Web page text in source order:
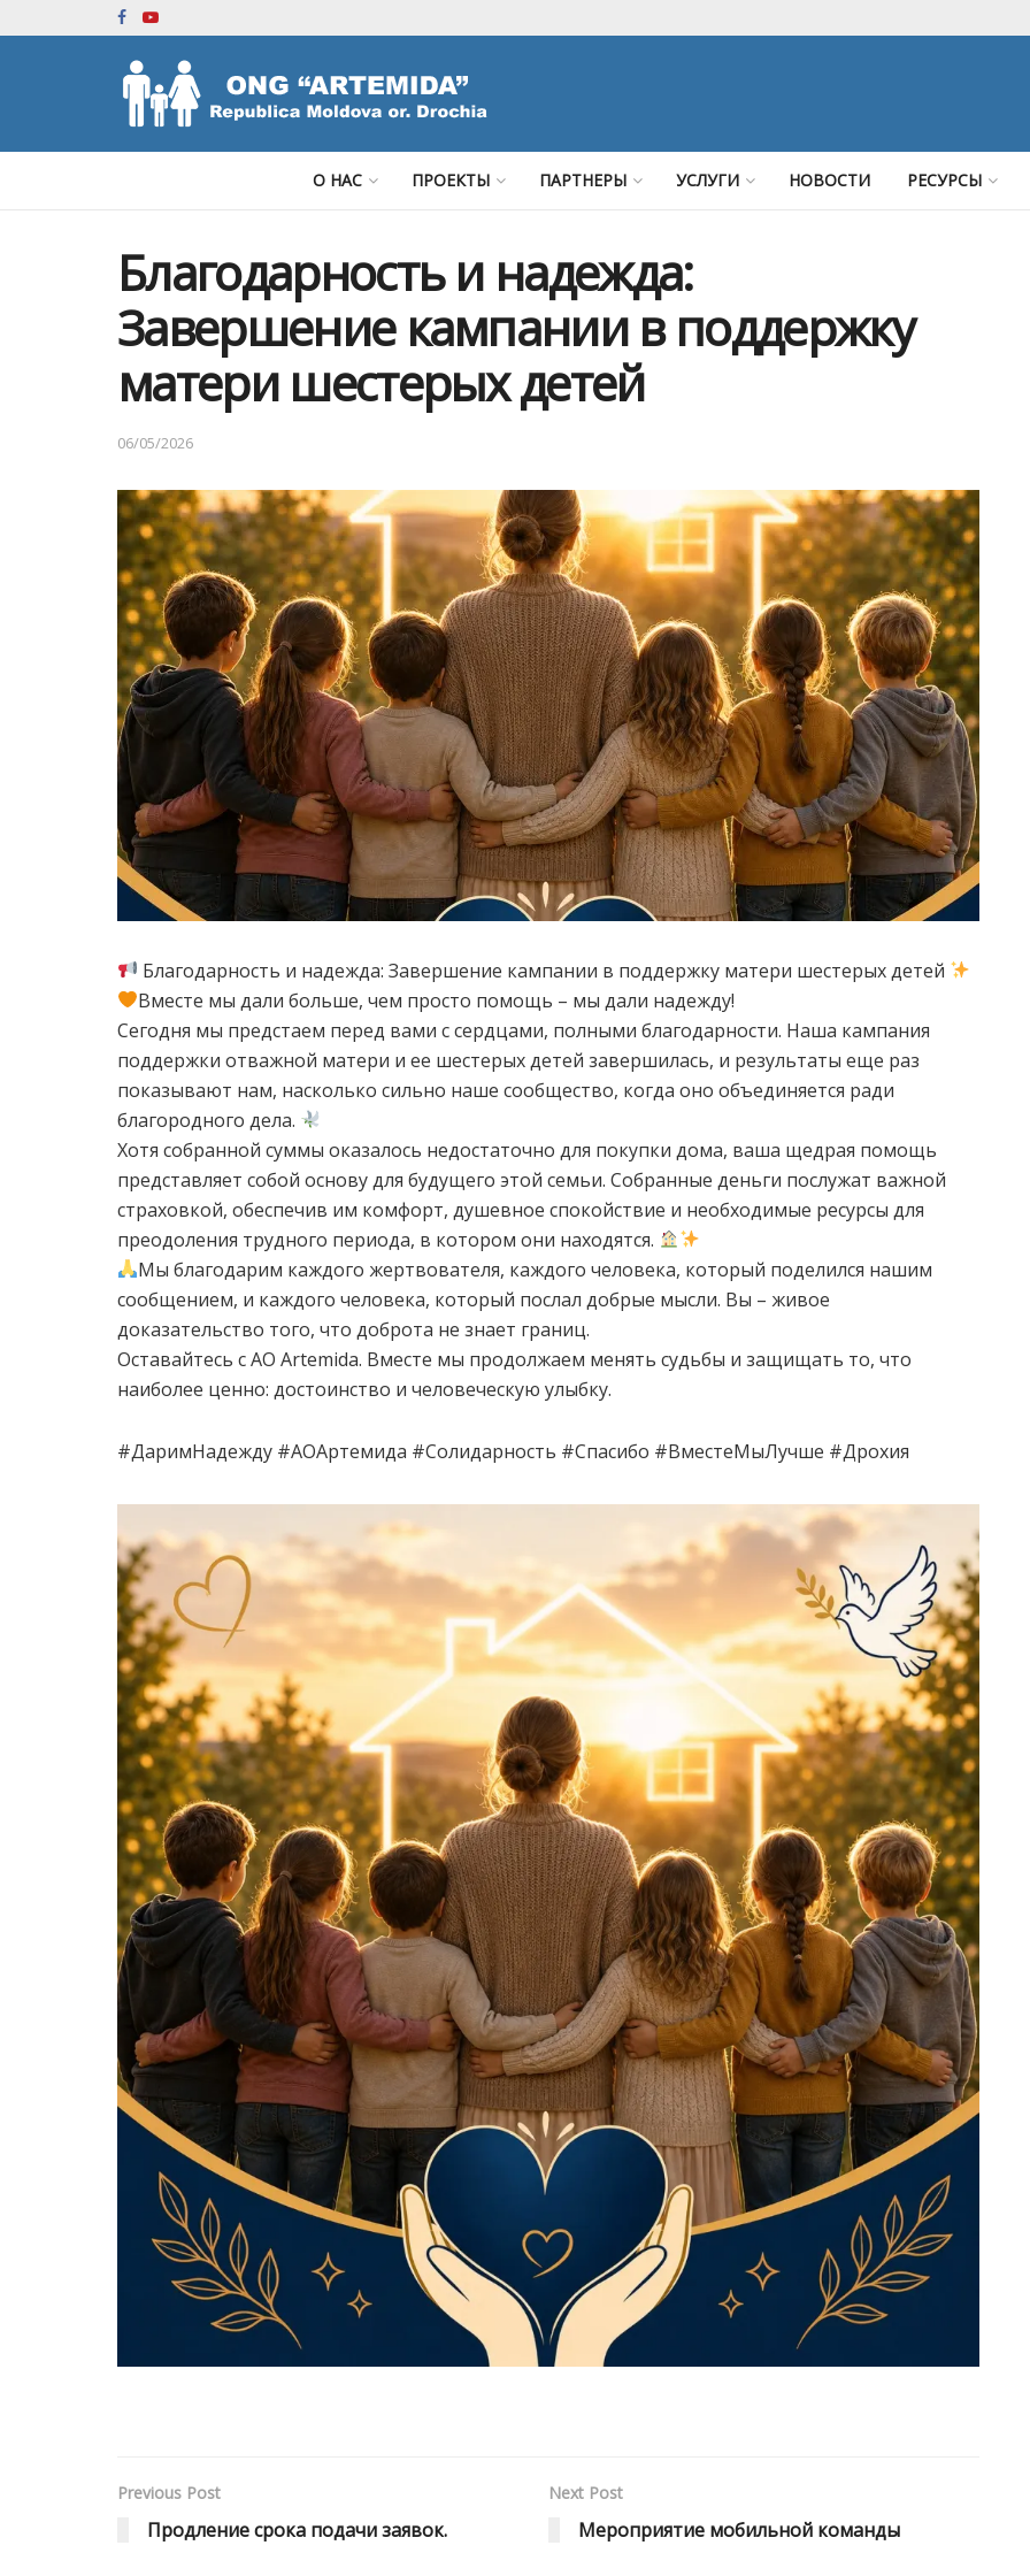
О НАС ПРОЕКТЫ ПАРТНЕРЫ УСЛУГИ НОВОСТИ РЕСУРСЫ
Благодарность и надежда:
Завершение кампании в поддержку
матери шестерых детей
06/05/2026
Благодарность и надежда: Завершение кампании в поддержку матери шестерых детей
Вместе мы дали больше, чем просто помощь – мы дали надежду!
Сегодня мы предстаем перед вами с сердцами, полными благодарности. Наша кампания
поддержки отважной матери и ее шестерых детей завершилась, и результаты еще раз
показывают нам, насколько сильно наше сообщество, когда оно объединяется ради
благородного дела.
Хотя собранной суммы оказалось недостаточно для покупки дома, ваша щедрая помощь
представляет собой основу для будущего этой семьи. Собранные деньги послужат важной
страховкой, обеспечив им комфорт, душевное спокойствие и необходимые ресурсы для
преодоления трудного периода, в котором они находятся.
Мы благодарим каждого жертвователя, каждого человека, который поделился нашим
сообщением, и каждого человека, который послал добрые мысли. Вы – живое
доказательство того, что доброта не знает границ.
Оставайтесь с AO Artemida. Вместе мы продолжаем менять судьбы и защищать то, что
наиболее ценно: достоинство и человеческую улыбку.
#ДаримНадежду #АОАртемида #Солидарность #Спасибо #ВместеМыЛучше #Дрохия
Previous Post
Продление срока подачи заявок.
Next Post
Мероприятие мобильной команды